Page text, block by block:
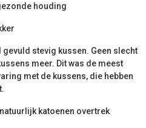
houding
stevig kussen. Geen slecht
meer. Dit was de meest
met de kussens, die hebben
katoenen overtrek